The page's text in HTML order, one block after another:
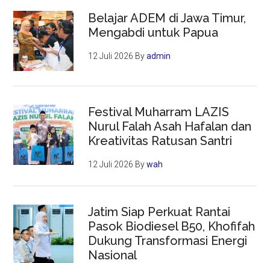
Belajar ADEM di Jawa Timur,
Mengabdi untuk Papua
12 Juli 2026 Byadmin
Festival Muharram LAZIS
Nurul Falah Asah Hafalan dan
Kreativitas Ratusan Santri
12 Juli 2026 Bywah
Jatim Siap Perkuat Rantai
Pasok Biodiesel B50, Khofifah
Dukung Transformasi Energi
Nasional